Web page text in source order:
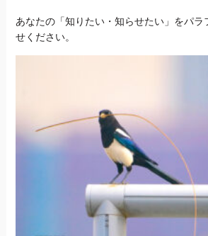
あなたの「知りたい・知らせたい」をパラ
せください。